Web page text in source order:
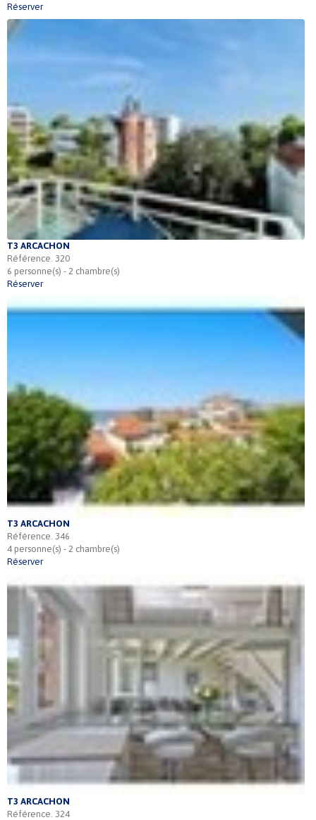
Réserver
T3 ARCACHON
Référence. 320
6 personne(s) - 2 chambre(s)
Réserver
T3 ARCACHON
Référence. 346
4 personne(s) - 2 chambre(s)
Réserver
T3 ARCACHON
Référence. 324